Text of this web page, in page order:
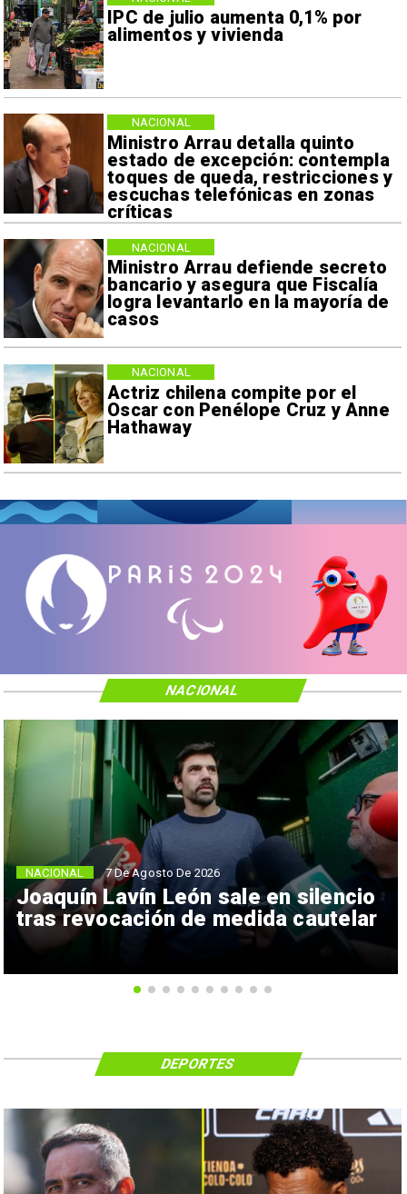
IPC de julio aumenta 0,1% por
alimentos y vivienda
Ministro Arrau detalla quinto
estado de excepción: contempla
toques de queda, restricciones y
escuchas telefónicas en zonas
críticas
NACIONAL
Ministro Arrau defiende secreto
bancario y asegura que Fiscalía
logra levantarlo en la mayoría de
casos
NACIONAL
Actriz chilena compite por el
Oscar con Penélope Cruz y Anne
Hathaway
NACIONAL
Joaquín Lavín León sale en silencio
tras revocación de medida cautelar
NACIONAL 7 De Agosto De 2026
NACIONAL
DEPORTES